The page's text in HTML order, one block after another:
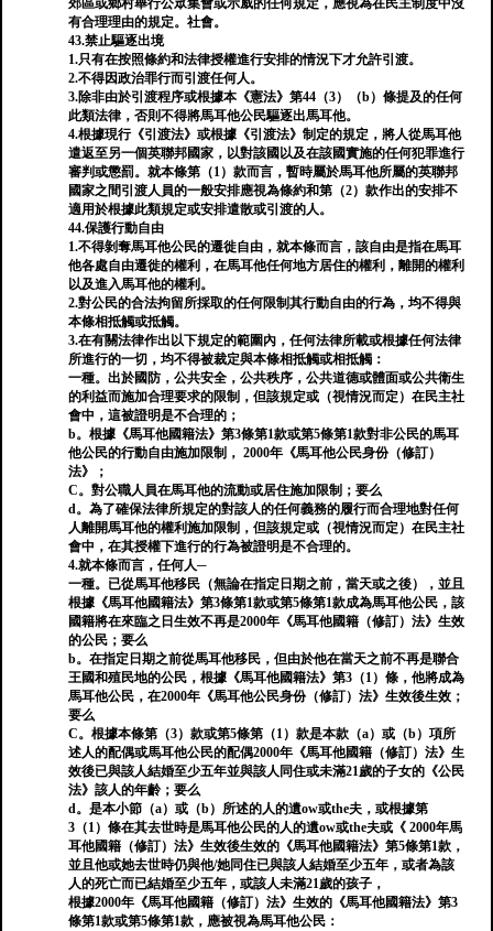
郊區或鄉村舉行公眾集會或示威的任何規定，應視為在民主制度中沒
有合理理由的規定。社會。
43.禁止驅逐出境
1.只有在按照條約和法律授權進行安排的情況下才允許引渡。
2.不得因政治罪行而引渡任何人。
3.除非由於引渡程序或根據本《憲法》第44（3）（b）條提及的任何
此類法律，否則不得將馬耳他公民驅逐出馬耳他。
4.根據現行《引渡法》或根據《引渡法》制定的規定，將人從馬耳他
遣返至另一個英聯邦國家，以對該國以及在該國實施的任何犯罪進行
審判或懲罰。就本條第（1）款而言，暫時屬於馬耳他所屬的英聯邦
國家之間引渡人員的一般安排應視為條約和第（2）款作出的安排不
適用於根據此類規定或安排遣散或引渡的人。
44.保護行動自由
1.不得剝奪馬耳他公民的遷徙自由，就本條而言，該自由是指在馬耳
他各處自由遷徙的權利，在馬耳他任何地方居住的權利，離開的權利
以及進入馬耳他的權利。
2.對公民的合法拘留所採取的任何限制其行動自由的行為，均不得與
本條相抵觸或抵觸。
3.在有關法律作出以下規定的範圍內，任何法律所載或根據任何法律
所進行的一切，均不得被裁定與本條相抵觸或相抵觸：
一種。出於國防，公共安全，公共秩序，公共道德或體面或公共衛生
的利益而施加合理要求的限制，但該規定或（視情況而定）在民主社
會中，這被證明是不合理的；
b。根據《馬耳他國籍法》第3條第1款或第5條第1款對非公民的馬耳
他公民的行動自由施加限制， 2000年《馬耳他公民身份（修訂）
法》；
C。對公職人員在馬耳他的流動或居住施加限制；要么
d。為了確保法律所規定的對該人的任何義務的履行而合理地對任何
人離開馬耳他的權利施加限制，但該規定或（視情況而定）在民主社
會中，在其授權下進行的行為被證明是不合理的。
4.就本條而言，任何人─
一種。已從馬耳他移民（無論在指定日期之前，當天或之後），並且
根據《馬耳他國籍法》第3條第1款或第5條第1款成為馬耳他公民，該
國籍將在來臨之日生效不再是2000年《馬耳他國籍（修訂）法》生效
的公民；要么
b。在指定日期之前從馬耳他移民，但由於他在當天之前不再是聯合
王國和殖民地的公民，根據《馬耳他國籍法》第3（1）條，他將成為
馬耳他公民，在2000年《馬耳他公民身份（修訂）法》生效後生效；
要么
C。根據本條第（3）款或第5條第（1）款是本款（a）或（b）項所
述人的配偶或馬耳他公民的配偶2000年《馬耳他國籍（修訂）法》生
效後已與該人結婚至少五年並與該人同住或未滿21歲的子女的《公民
法》該人的年齡；要么
d。是本小節（a）或（b）所述的人的遺ow或the夫，或根據第
3（1）條在其去世時是馬耳他公民的人的遺ow或the夫或《 2000年馬
耳他國籍（修訂）法》生效後生效的《馬耳他國籍法》第5條第1款，
並且他或她去世時仍與他/她同住已與該人結婚至少五年，或者為該
人的死亡而已結婚至少五年，或該人未滿21歲的孩子，
根據2000年《馬耳他國籍（修訂）法》生效的《馬耳他國籍法》第3
條第1款或第5條第1款，應被視為馬耳他公民：